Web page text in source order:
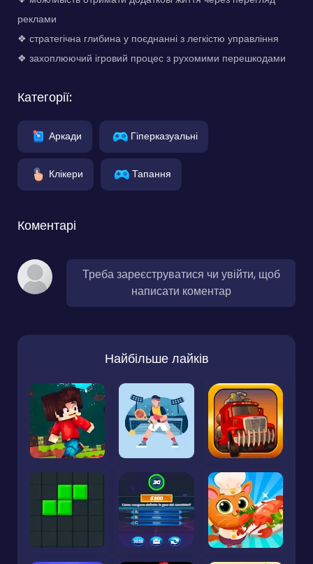
реклами
❖ стратегічна глибина у поєднанні з легкістю управління
❖ захоплюючий ігровий процес з рухомими перешкодами
Категорії:
Аркади Гіперказуальні
Клікери Тапання
Коментарі
Треба зареєструватися чи увійти, щоб
написати коментар
Найбільше лайків